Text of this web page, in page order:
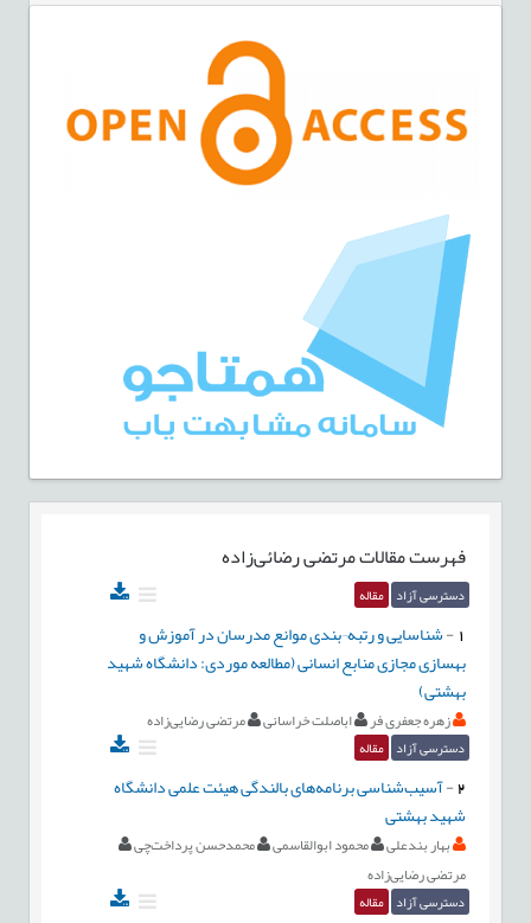
فهرست مقالاتمرتضی رضائی‌زاده
دسترسی آزاد مقاله
-شناسایی و رتبه¬بندی موانع مدرسان در آموزش و
بهسازی مجازی منابع انسانی (مطالعه موردی: دانشگاه شهید
بهشتی)
زهره جعفری فر اباصلت خراسانی مرتضی رضایی‌زاده
دسترسی آزاد مقاله
2
-آسیب‌شناسی برنامه‌های بالندگی هیئت علمی دانشگاه
شهید بهشتی
بهار بندعلی محمود ابوالقاسمی
محمدحسن پرداخت‌چی
مرتضی رضایی‌زاده
دسترسی آزاد مقاله